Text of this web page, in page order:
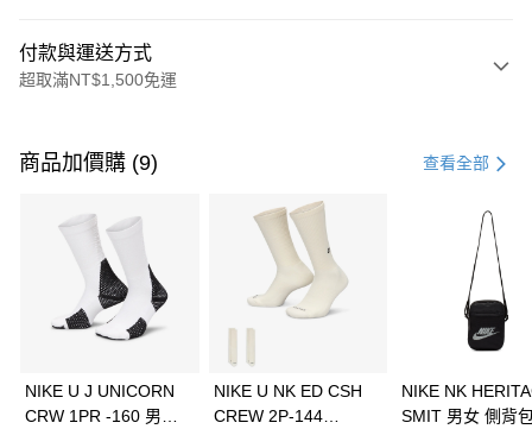
付款與運送方式
超取滿NT$1,500免運
信用卡一次付款
3 期 0 利率 每期 21家銀行
合作金庫商業銀行
第一商業銀行
華南商業銀行
彰化商業銀行
上海商業儲蓄銀行
Apple Pay
全盈+PAY
商品加價購 (9) 查看全部
NIKE U J UNICORN
CRW 1PR -160 男女
NIKE U NK ED CSH
CREW 2P-144
NIKE NK
SMIT 男女 側背